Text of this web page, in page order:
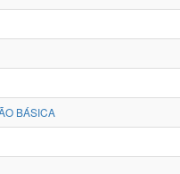
BÁSICA